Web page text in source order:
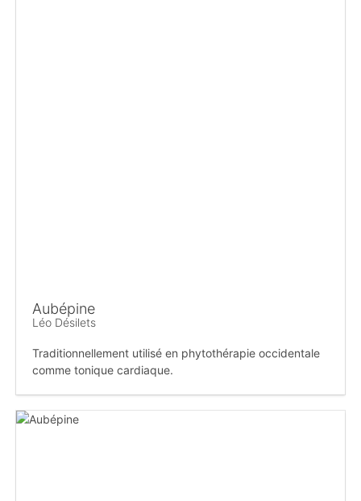
Aubépine
Léo Désilets
Traditionnellement utilisé en phytothérapie occidentale
comme tonique cardiaque.